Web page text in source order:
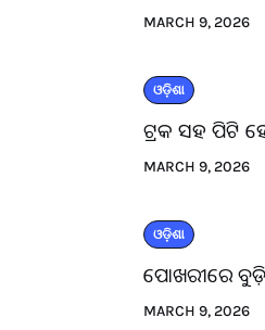
MARCH 9, 2026
ଓଡ଼ିଶା
ଟ୍ରକ ସହ ପିଟି
MARCH 9, 2026
ଓଡ଼ିଶା
ପୋଖରୀରେ
MARCH 9, 2026